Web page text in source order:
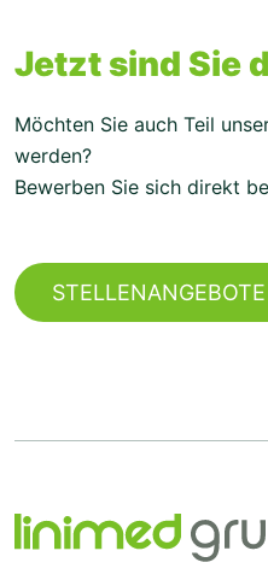
Jetzt sind Sie
Möchten Sie auch Teil
werden?
Bewerben Sie sich direkt